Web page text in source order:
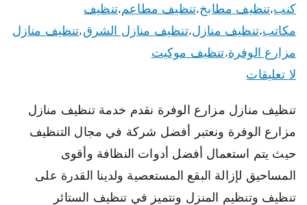
كنب،تنظيف مطابخ،تنظيف مطاعم،تنظيف
مكاتب،تنظيف منازل،تنظيف منازل الشرق،تنظيف منازل
مزارع الوفرة،تنظيف موكيت
لا تعليقات
تنظيف منازل مزارع الوفرة نقدم خدمة تنظيف منازل
مزارع الوفرة ونعتبر أفضل شركة في مجال التنظيف
حيث يتم استعمال أفضل أدوات النظافة وأقوى
المساحيق لإزالة البقع المستعصية ولدينا القدرة على
تنظيف وتنظيم المنزل ونتميز في تنظيف الستائر